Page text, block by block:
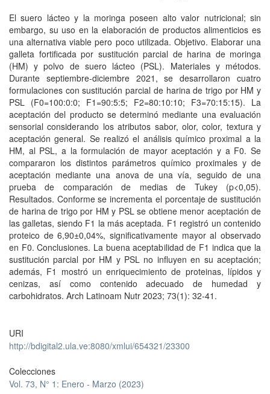
El suero lácteo y la moringa poseen alto valor nutricional; sin
embargo, su uso en la elaboración de productos alimenticios es
una alternativa viable pero poco utilizada. Objetivo. Elaborar una
galleta fortificada por sustitución parcial de harina de moringa
(HM) y polvo de suero lácteo (PSL). Materiales y métodos.
Durante septiembre-diciembre 2021, se desarrollaron cuatro
formulaciones con sustitución parcial de harina de trigo por HM y
PSL (F0=100:0:0; F1=90:5:5; F2=80:10:10; F3=70:15:15). La
aceptación del producto se determinó mediante una evaluación
sensorial considerando los atributos sabor, olor, color, textura y
aceptación general. Se realizó el análisis químico proximal a la
HM, al PSL, a la formulación de mayor aceptación y a F0. Se
compararon los distintos parámetros químico proximales y de
aceptación mediante una anova de una vía, seguido de una
prueba de comparación de medias de Tukey (p<0,05).
Resultados. Conforme se incrementa el porcentaje de sustitución
de harina de trigo por HM y PSL se obtiene menor aceptación de
las galletas, siendo F1 la más aceptada. F1 registró un contenido
proteico de 6,90±0,04%, significativamente mayor al observado
en F0. Conclusiones. La buena aceptabilidad de F1 indica que la
sustitución parcial por HM y PSL no influyen en su aceptación;
además, F1 mostró un enriquecimiento de proteinas, lípidos y
cenizas, así como contenido adecuado de humedad y
carbohidratos. Arch Latinoam Nutr 2023; 73(1): 32-41.
URI
http://bdigital2.ula.ve:8080/xmlui/654321/23300
Colecciones
Vol. 73, N° 1: Enero - Marzo (2023)